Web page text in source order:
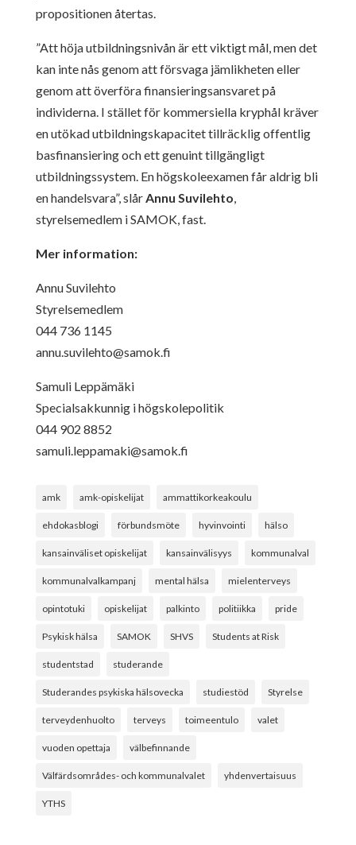
propositionen återtas.
”Att höja utbildningsnivån är ett viktigt mål, men det
kan inte nås genom att försvaga jämlikheten eller
genom att överföra finansieringsansvaret på
individerna. I stället för kommersiella kryphål kräver
en utökad utbildningskapacitet tillräcklig offentlig
basfinansiering och ett genuint tillgängligt
utbildningssystem. En högskoleexamen får aldrig bli
en handelsvara”, slår Annu Suvilehto
styrelsemedlem i SAMOK, fast.
Mer information:
Annu Suvilehto
Styrelsemedlem
044 736 1145
annu.suvilehto@samok.fi
Samuli Leppämäki
Specialsakkunnig i högskolepolitik
044 902 8852
samuli.leppamaki@samok.fi
amk amk-opiskelijat ammattikorkeakoulu
ehdokasblogi förbundsmöte hyvinvointi hälso
kansainväliset opiskelijat kansainvälisyys kommunalval
kommunalvalkampanj mental hälsa mielenterveys
opintotuki opiskelijat palkinto politiikka pride
Psykisk hälsa SAMOK SHVS Students at Risk
studentstad studerande
Studerandes psykiska hälsovecka studiestöd Styrelse
terveydenhuolto terveys toimeentulo valet
vuoden opettaja välbefinnande
Välfärdsområdes- och kommunalvalet yhdenvertaisuus
YTHS